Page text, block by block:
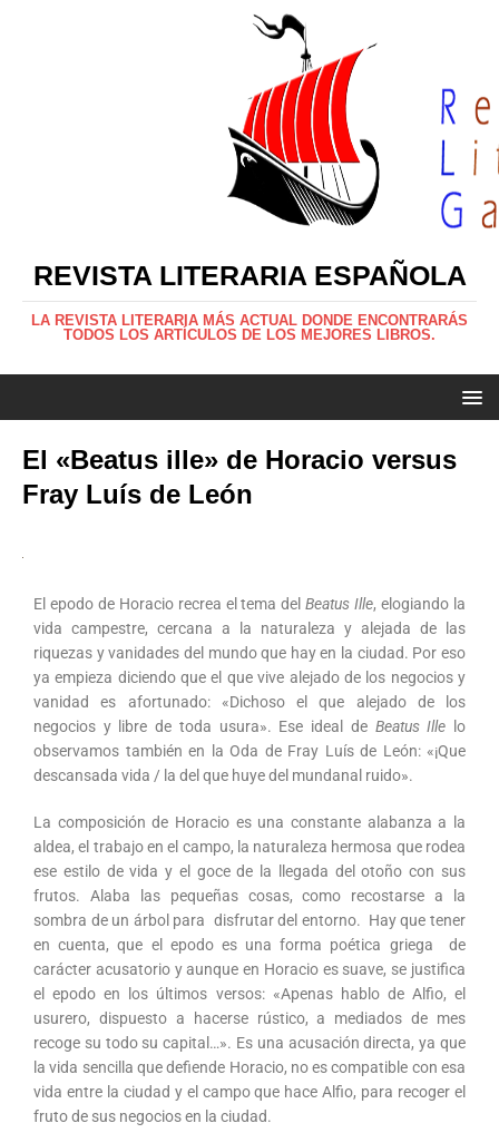
REVISTA LITERARIA ESPAÑOLA
LA REVISTA LITERARIA MÁS ACTUAL DONDE ENCONTRARÁS
TODOS LOS ARTÍCULOS DE LOS MEJORES LIBROS.
El «Beatus ille» de Horacio versus
Fray Luís de León
El epodo de Horacio recrea el tema delBeatus Ille, elogiando la
vida campestre, cercana a la naturaleza y alejada de las
riquezas y vanidades del mundo que hay en la ciudad. Por eso
ya empieza diciendo que el que vive alejado de los negocios y
vanidad es afortunado: «Dichoso el que alejado de los
negocios y libre de toda usura». Ese ideal de Beatus Ille lo
observamos también en la Oda de Fray Luís de León: «¡Que
descansada vida / la del que huye del mundanal ruido».
La composición de Horacio es una constante alabanza a la
aldea, el trabajo en el campo, la naturaleza hermosa que rodea
ese estilo de vida y el goce de la llegada del otoño con sus
frutos. Alaba las pequeñas cosas, como recostarse a la
sombra de un árbol para disfrutar del entorno. Hay que tener
en cuenta, que el epodo es una forma poética griega de
carácter acusatorio y aunque en Horacio es suave, se justifica
el epodo en los últimos versos: «Apenas hablo de Alfio, el
usurero, dispuesto a hacerse rústico, a mediados de mes
recoge su todo su capital…». Es una acusación directa, ya que
la vida sencilla que defiende Horacio, no es compatible con esa
vida entre la ciudad y el campo que hace Alfio, para recoger el
fruto de sus negocios en la ciudad.